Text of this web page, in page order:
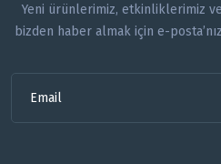
Yeni ürünlerimiz, etkinliklerimiz
bizden haber almak için e-